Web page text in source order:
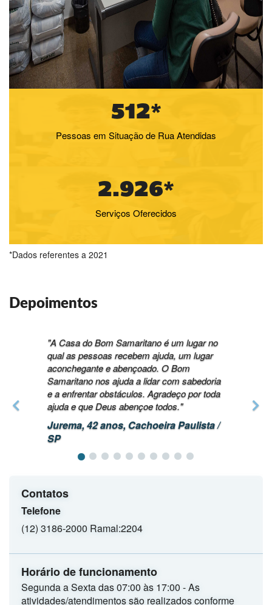
512*
Pessoas em Situação de Rua Atendidas
2.926*
Serviços Oferecidos
*Dados referentes a 2021
Depoimentos
"A Casa do Bom Samaritano é um lugar no
qual as pessoas recebem ajuda, um lugar
aconchegante e abençoado. O Bom
Samaritano nos ajuda a lidar com sabedoria
e a enfrentar obstáculos. Agradeço por toda
ajuda e que Deus abençoe todos."
Jurema, 42 anos, Cachoeira Paulista /
SP
Contatos
Telefone
(12) 3186-2000 Ramal:2204
Horário de funcionamento
Segunda a Sexta das 07:00 às 17:00 - As
atividades/atendimentos são realizados conforme